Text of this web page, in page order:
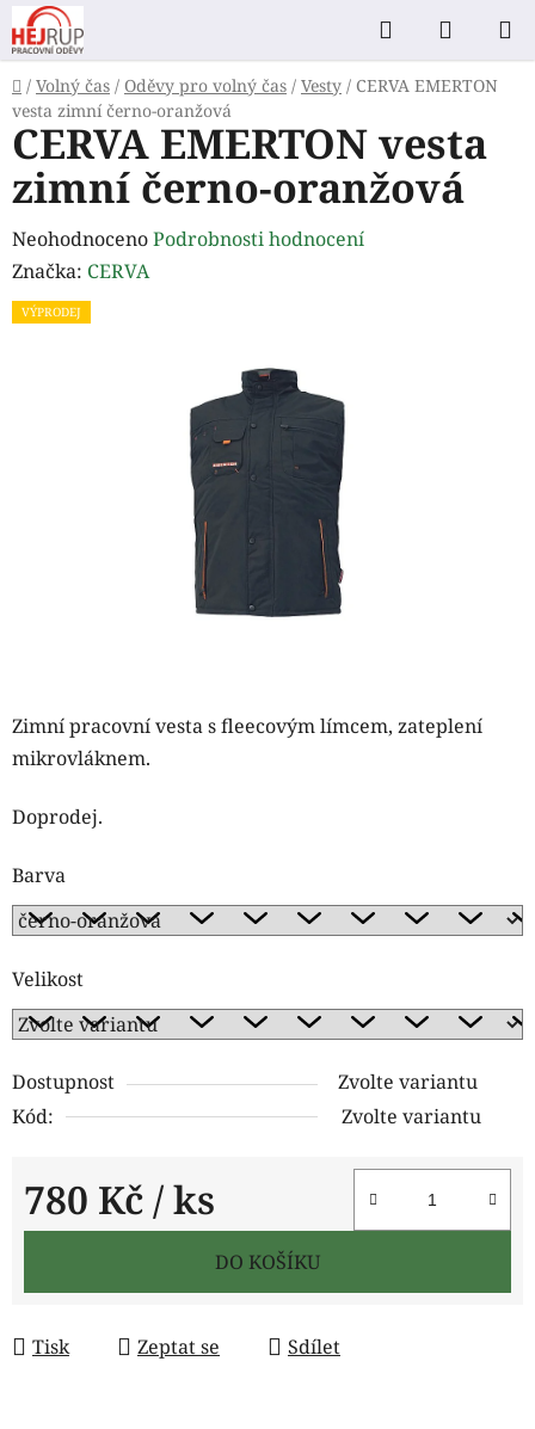
Přejít
na
obsah
Hledat
KOŠÍK
Domů
/ Volný čas / Oděvy pro volný čas / Vesty / CERVA EMERTON
vesta zimní černo-oranžová
Zimní pracovní vesta s fleecovým límcem, zateplení
mikrovláknem.
Doprodej.
Barva
Velikost
Dostupnost
Zvolte variantu
Kód:
Zvolte variantu
780 Kč / ks
Měrná cena:
DO KOŠÍKU
Tisk Zeptat se Sdílet
CERVA EMERTON vesta
zimní černo-oranžová
Průměrné
hodnocení
produktu
NeohodnocenoPodrobnosti hodnocení
Značka: CERVA
VÝPRODEJ